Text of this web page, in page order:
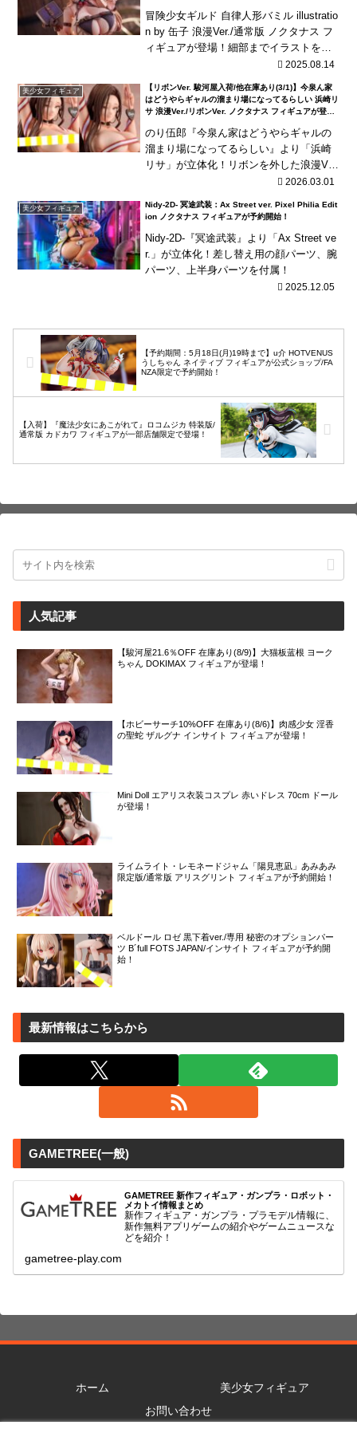
冒険少女ギルド 自律人形バミル illustratio
n by 缶子 浪漫Ver./通常版 ノクタナス フ
ィギュアが登場！細部までイラストを忠
実に再現！迫力満点なプロポーションに
2025.08.14
美少女フィギュア
【リボンVer. 駿河屋入荷/他在庫あり(3/1)】今泉ん家
はどうやらギャルの溜まり場になってるらしい 浜崎リ
サ 浪漫Ver./リボンVer. ノクタナス フィギュアが登
のり伍郎『今泉ん家はどうやらギャルの
溜まり場になってるらしい』より「浜崎
リサ」が立体化！リボンを外した浪漫Ver.
とリボンを巻いたリボンVerをご用意！
2026.03.01
美少女フィギュア
Nidy-2D- 冥途武装：Ax Street ver. Pixel Philia Edit
ion ノクタナス フィギュアが予約開始！
Nidy-2D-『冥途武装』より「Ax Street ve
r.」が立体化！差し替え用の顔パーツ、腕
パーツ、上半身パーツを付属！
2025.12.05
【予約期間：5月18日(月)19時まで】u介 HOTVENUS
うしちゃん ネイティブ フィギュアが公式ショップ/FA
NZA限定で予約開始！
【入荷】『魔法少女にあこがれて』ロコムジカ 特装版/
通常版 カドカワ フィギュアが一部店舗限定で登場！
人気記事
【駿河屋21.6％OFF 在庫あり(8/9)】大猫板蓝根 ヨーク
ちゃん DOKIMAX フィギュアが登場！
【ホビーサーチ10%OFF 在庫あり(8/6)】肉感少女 淫香
の聖蛇 ザルグナ インサイト フィギュアが登場！
Mini Doll エアリス衣装コスプレ 赤いドレス 70cm ドール
が登場！
ライムライト・レモネードジャム「陽見恵凪」あみあみ
限定版/通常版 アリスグリント フィギュアが予約開始！
ベルドール ロゼ 黒下着ver./専用 秘密のオプションパー
ツ B´full FOTS JAPAN/インサイト フィギュアが予約開
始！
最新情報はこちらから
GAMETREE(一般)
GAMETREE 新作フィギュア・ガンプラ・ロボット・
メカトイ情報まとめ
新作フィギュア・ガンプラ・プラモデル情報に、
新作無料アプリゲームの紹介やゲームニュースな
どを紹介！
gametree-play.com
ホーム
美少女フィギュア
お問い合わせ